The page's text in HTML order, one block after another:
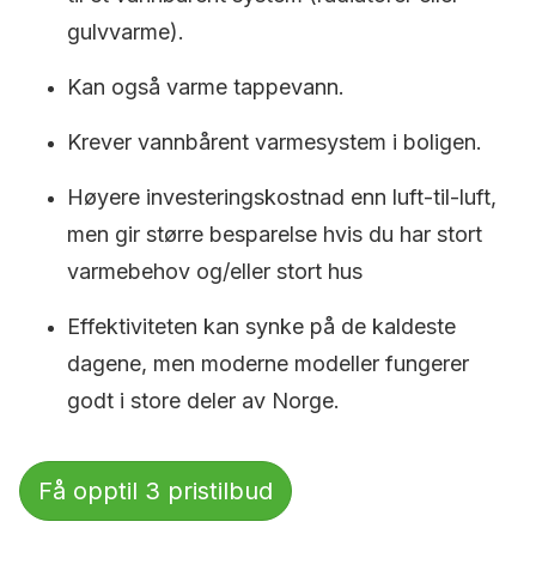
gulvvarme).
Kan også varme tappevann.
Krever vannbårent varmesystem i boligen.
Høyere investeringskostnad enn luft-til-luft,
men gir større besparelse hvis du har stort
varmebehov og/eller stort hus
Effektiviteten kan synke på de kaldeste
dagene, men moderne modeller fungerer
godt i store deler av Norge.
Få opptil 3 pristilbud